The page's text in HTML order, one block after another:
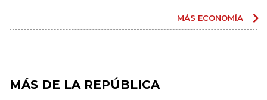
MÁS ECONOMÍA
MÁS DE LA REPÚBLICA